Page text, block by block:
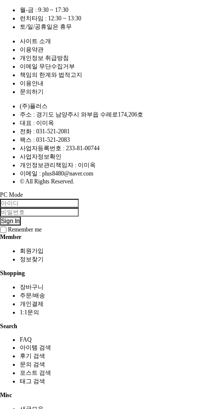
월-금 : 9:30 ~ 17:30
런치타임 : 12:30 ~ 13:30
토/일/공휴일은 휴무
사이트 소개
이용약관
개인정보 취급방침
이메일 무단수집거부
책임의 한계와 법적고지
이용안내
문의하기
(주)플러스
주소 : 경기도 남양주시 와부읍 수레로174,206호
대표 : 이미옥
전화 : 031-521-2081
팩스 : 031-521-2083
사업자등록번호 : 233-81-00744
사업자정보확인
개인정보관리책임자 : 이미옥
이메일 : plus8480@naver.com
© All Rights Reserved.
PC Mode
Sign In
Remember me
Member
회원가입
정보찾기
Shopping
장바구니
주문/배송
개인결제
1:1문의
Search
FAQ
아이템 검색
후기 검색
문의 검색
포스트 검색
태그 검색
Misc